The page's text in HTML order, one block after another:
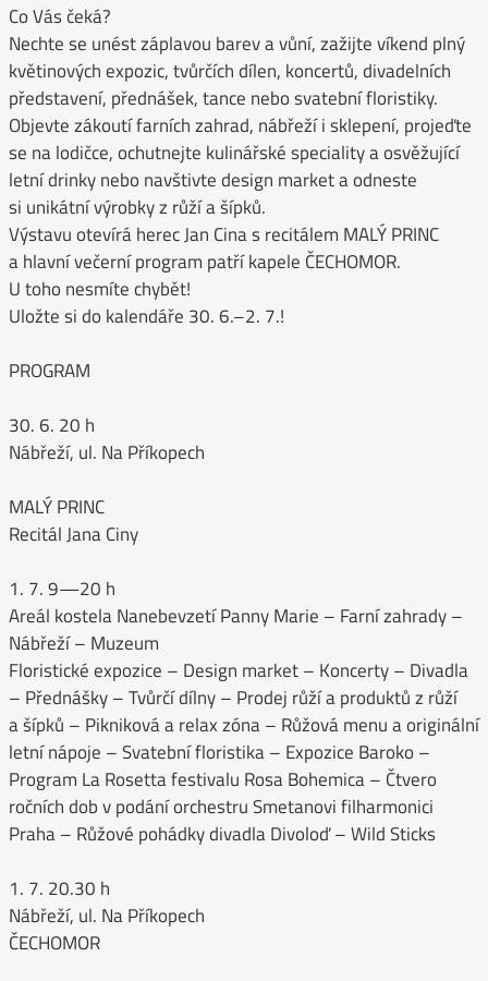
Co Vás čeká?
Nechte se unést záplavou barev a vůní, zažijte víkend plný
květinových expozic, tvůrčích dílen, koncertů, divadelních
představení, přednášek, tance nebo svatební floristiky.
Objevte zákoutí farních zahrad, nábřeží i sklepení, projeďte
se na lodičce, ochutnejte kulinářské speciality a osvěžující
letní drinky nebo navštivte design market a odneste
si unikátní výrobky z růží a šípků.
Výstavu otevírá herec Jan Cina s recitálem MALÝ PRINC
a hlavní večerní program patří kapele ČECHOMOR.
U toho nesmíte chybět!
Uložte si do kalendáře 30. 6.–2. 7.!
PROGRAM
30. 6. 20 h
Nábřeží, ul. Na Příkopech
MALÝ PRINC
Recitál Jana Ciny
1. 7. 9—20 h
Areál kostela Nanebevzetí Panny Marie – Farní zahrady –
Nábřeží – Muzeum
Floristické expozice – Design market – Koncerty – Divadla
– Přednášky – Tvůrčí dílny – Prodej růží a produktů z růží
a šípků – Pikniková a relax zóna – Růžová menu a originální
letní nápoje – Svatební floristika – Expozice Baroko –
Program La Rosetta festivalu Rosa Bohemica – Čtvero
ročních dob v podání orchestru Smetanovi filharmonici
Praha – Růžové pohádky divadla Divoloď – Wild Sticks
1. 7. 20.30 h
Nábřeží, ul. Na Příkopech
ČECHOMOR